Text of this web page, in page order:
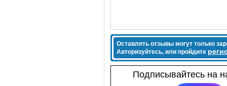
Оставлять отзывы могут только
Авторизуйтесь, или пройдите
Подписывайтесь на